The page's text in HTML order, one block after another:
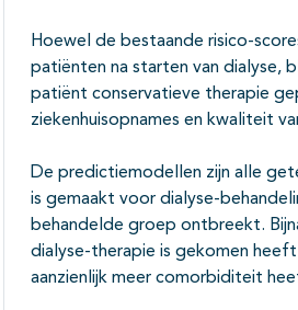
Hoewel de bestaande risico-
patiënten na starten van
patiënt conservatieve therapie
ziekenhuisopnames en kwaliteit
De predictiemodellen zijn alle
is gemaakt voor dialyse-
behandelde groep ontbreekt.
dialyse-therapie is gekomen
aanzienlijk meer comorbiditeit